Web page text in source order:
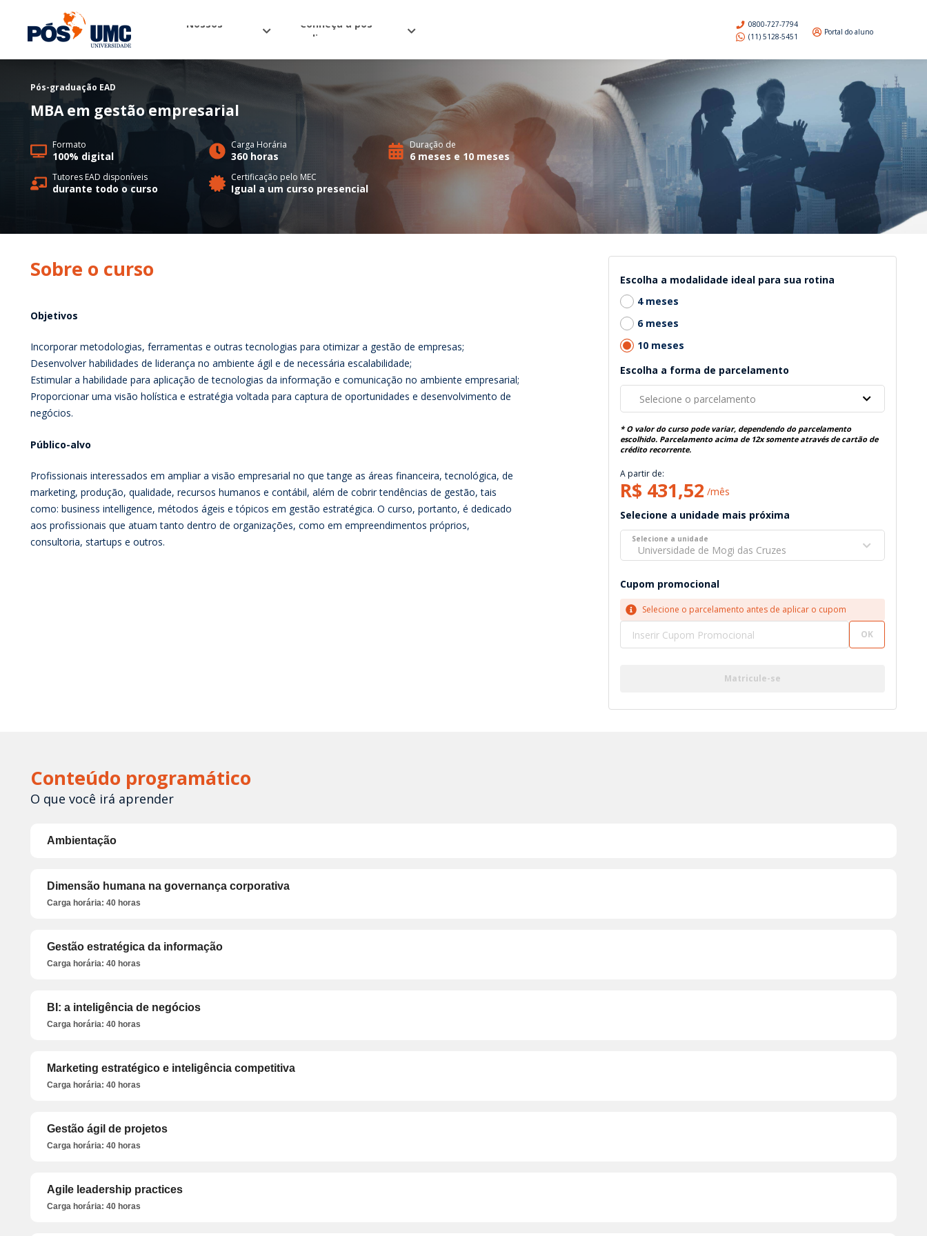
Nossos
Conheça a pós
online
Portal do aluno
0800-727-7794
(11) 5128-5451
Pós-graduação EAD
MBA em gestão empresarial
Formato
100% digital
Carga Horária
360 horas
Duração de
6 meses e 10 meses
Tutores EAD disponíveis
durante todo o curso
Certificação pelo MEC
Igual a um curso presencial
Sobre o curso
Objetivos
Incorporar metodologias, ferramentas e outras tecnologias para otimizar a gestão de empresas;
Desenvolver habilidades de liderança no ambiente ágil e de necessária escalabilidade;
Estimular a habilidade para aplicação de tecnologias da informação e comunicação no ambiente empresarial;
Proporcionar uma visão holística e estratégia voltada para captura de oportunidades e desenvolvimento de
negócios.
Público-alvo
Profissionais interessados em ampliar a visão empresarial no que tange as áreas financeira, tecnológica, de
marketing, produção, qualidade, recursos humanos e contábil, além de cobrir tendências de gestão, tais
como: business intelligence, métodos ágeis e tópicos em gestão estratégica. O curso, portanto, é dedicado
aos profissionais que atuam tanto dentro de organizações, como em empreendimentos próprios,
consultoria, startups e outros.
Escolha a modalidade ideal para sua rotina
4 meses
6 meses
10 meses
Escolha a forma de parcelamento
Selecione o parcelamento
* O valor do curso pode variar, dependendo do parcelamento
escolhido. Parcelamento acima de 12x somente através de cartão de
crédito recorrente.
A partir de:
R$ 431,52 /mês
Selecione a unidade mais próxima
Selecione a unidade
Universidade de Mogi das Cruzes
Cupom promocional
Selecione o parcelamento antes de aplicar o cupom
OK
Matricule-se
Conteúdo programático
O que você irá aprender
Ambientação
Dimensão humana na governança corporativa
Carga horária: 40 horas
Gestão estratégica da informação
Carga horária: 40 horas
BI: a inteligência de negócios
Carga horária: 40 horas
Marketing estratégico e inteligência competitiva
Carga horária: 40 horas
Gestão ágil de projetos
Carga horária: 40 horas
Agile leadership practices
Carga horária: 40 horas